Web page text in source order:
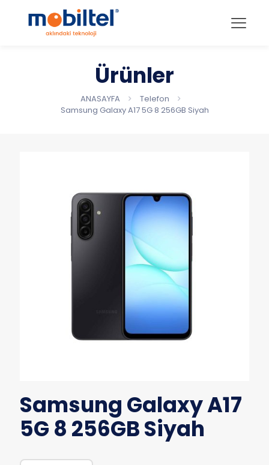
Ürünler
ANASAYFA
Telefon
Samsung Galaxy A17 5G 8 256GB Siyah
Samsung Galaxy A17
5G 8 256GB Siyah